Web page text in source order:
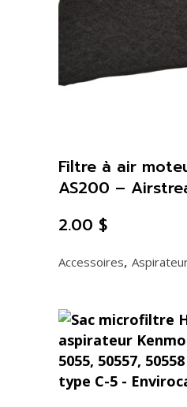
Accessoires,
Filtre à air
AS200 –
2.00 $